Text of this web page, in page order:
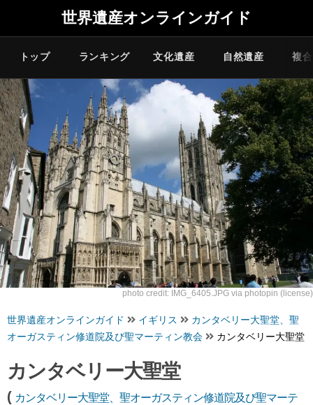
世界遺産オンラインガイド
トップ ランキング 文化遺産 自然遺産 複
photo credit: IMG_6405.JPG via photopin (license)
世界遺産オンラインガイド イギリス
カンタベリー大聖堂、聖
オーガスティン修道院及び聖マーティン教会
カンタベリー大聖堂
カンタベリー大聖堂
( カンタベリー大聖堂、聖オーガスティン修道院及び聖マーテ